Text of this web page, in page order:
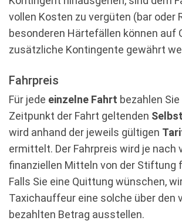
vollen Kosten zu vergüten (bar oder
besonderen Härtefällen können auf
zusätzliche Kontingente gewährt
Fahrpreis
Für jede einzelne Fahrt bezahlen
Zeitpunkt der Fahrt geltenden
wird anhand der jeweils gültigen
ermittelt. Der Fahrpreis wird je nach
finanziellen Mitteln von der Stiftung
Falls Sie eine Quittung wünschen,
Taxichauffeur eine solche über den
bezahlten Betrag ausstellen.